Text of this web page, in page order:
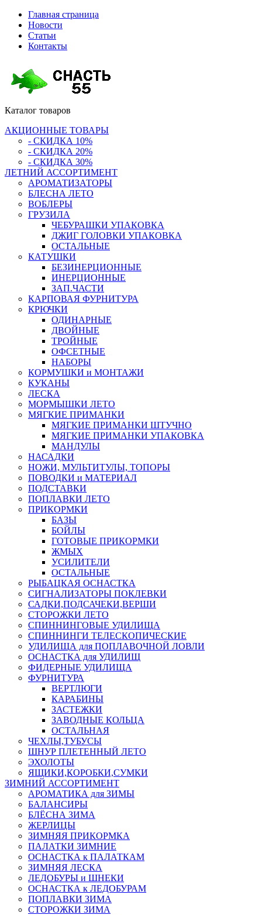
Главная страница
Новости
Статьи
Контакты
Каталог товаров
АКЦИОННЫЕ ТОВАРЫ
- СКИДКА 10%
- СКИДКА 20%
- СКИДКА 30%
ЛЕТНИЙ АССОРТИМЕНТ
АРОМАТИЗАТОРЫ
БЛЕСНА ЛЕТО
ВОБЛЕРЫ
ГРУЗИЛА
ЧЕБУРАШКИ УПАКОВКА
ДЖИГ ГОЛОВКИ УПАКОВКА
ОСТАЛЬНЫЕ
КАТУШКИ
БЕЗИНЕРЦИОННЫЕ
ИНЕРЦИОННЫЕ
ЗАП.ЧАСТИ
КАРПОВАЯ ФУРНИТУРА
КРЮЧКИ
ОДИНАРНЫЕ
ДВОЙНЫЕ
ТРОЙНЫЕ
ОФСЕТНЫЕ
НАБОРЫ
КОРМУШКИ и МОНТАЖИ
КУКАНЫ
ЛЕСКА
МОРМЫШКИ ЛЕТО
МЯГКИЕ ПРИМАНКИ
МЯГКИЕ ПРИМАНКИ ШТУЧНО
МЯГКИЕ ПРИМАНКИ УПАКОВКА
МАНДУЛЫ
НАСАДКИ
НОЖИ, МУЛЬТИТУЛЫ, ТОПОРЫ
ПОВОДКИ и МАТЕРИАЛ
ПОДСТАВКИ
ПОПЛАВКИ ЛЕТО
ПРИКОРМКИ
БАЗЫ
БОЙЛЫ
ГОТОВЫЕ ПРИКОРМКИ
ЖМЫХ
УСИЛИТЕЛИ
ОСТАЛЬНЫЕ
РЫБАЦКАЯ ОСНАСТКА
СИГНАЛИЗАТОРЫ ПОКЛЕВКИ
САДКИ,ПОДСАЧЕКИ,ВЕРШИ
СТОРОЖКИ ЛЕТО
СПИННИНГОВЫЕ УДИЛИЩА
СПИННИНГИ ТЕЛЕСКОПИЧЕСКИЕ
УДИЛИЩА для ПОПЛАВОЧНОЙ ЛОВЛИ
ОСНАСТКА для УДИЛИЩ
ФИДЕРНЫЕ УДИЛИЩА
ФУРНИТУРА
ВЕРТЛЮГИ
КАРАБИНЫ
ЗАСТЕЖКИ
ЗАВОДНЫЕ КОЛЬЦА
ОСТАЛЬНАЯ
ЧЕХЛЫ,ТУБУСЫ
ШНУР ПЛЕТЕННЫЙ ЛЕТО
ЭХОЛОТЫ
ЯЩИКИ,КОРОБКИ,СУМКИ
ЗИМНИЙ АССОРТИМЕНТ
АРОМАТИКА для ЗИМЫ
БАЛАНСИРЫ
БЛЁСНА ЗИМА
ЖЕРЛИЦЫ
ЗИМНЯЯ ПРИКОРМКА
ПАЛАТКИ ЗИМНИЕ
ОСНАСТКА к ПАЛАТКАМ
ЗИМНЯЯ ЛЕСКА
ЛЕДОБУРЫ и ШНЕКИ
ОСНАСТКА к ЛЕДОБУРАМ
ПОПЛАВКИ ЗИМА
СТОРОЖКИ ЗИМА